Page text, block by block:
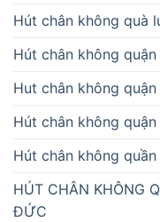
Hút chân không quà
Hút chân không quận
Hut chân không quận
Hút chân không quận
Hút chân không quần
HÚT CHÂN KHÔNG
ĐỨC